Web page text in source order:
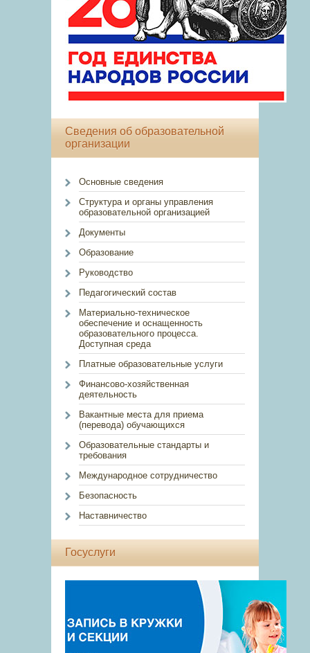
Сведения об образовательной
организации
Основные сведения
Структура и органы управления
образовательной организацией
Документы
Образование
Руководство
Педагогический состав
Материально-техническое
обеспечение и оснащенность
образовательного процесса.
Доступная среда
Платные образовательные услуги
Финансово-хозяйственная
деятельность
Вакантные места для приема
(перевода) обучающихся
Образовательные стандарты и
требования
Международное сотрудничество
Безопасность
Наставничество
Госуслуги